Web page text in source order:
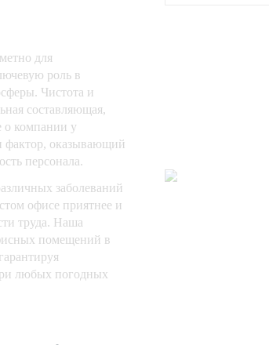
для
роль в
Чистота и
составляющая,
о компании у
фактор, оказывающий
персонала.
заболеваний
офисе приятнее и
труда. Наша
помещений в
любых погодных